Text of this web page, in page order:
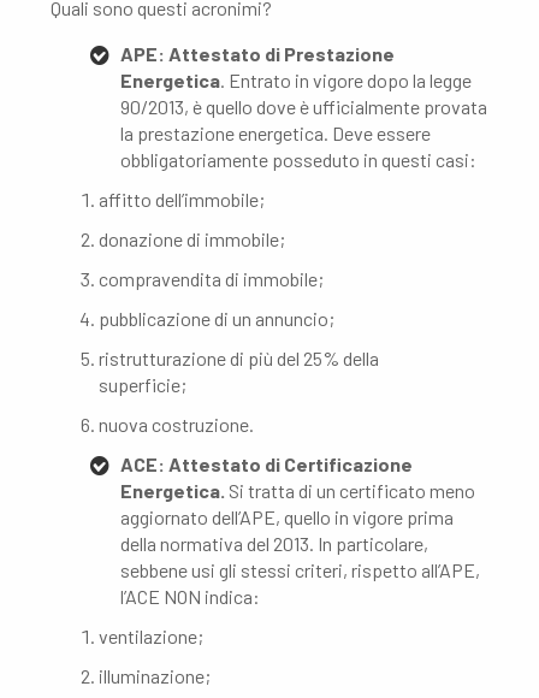
Quali sono questi acronimi?
APE: Attestato di Prestazione
Energetica. Entrato in vigore dopo la legge
90/2013, è quello dove è ufficialmente provata
la prestazione energetica. Deve essere
obbligatoriamente posseduto in questi casi:
affitto dell’immobile;
donazione di immobile;
compravendita di immobile;
pubblicazione di un annuncio;
ristrutturazione di più del 25% della
superficie;
nuova costruzione.
ACE: Attestato di Certificazione
Energetica. Si tratta di un certificato meno
aggiornato dell’APE, quello in vigore prima
della normativa del 2013. In particolare,
sebbene usi gli stessi criteri, rispetto all’APE,
l’ACE NON indica:
ventilazione;
illuminazione;